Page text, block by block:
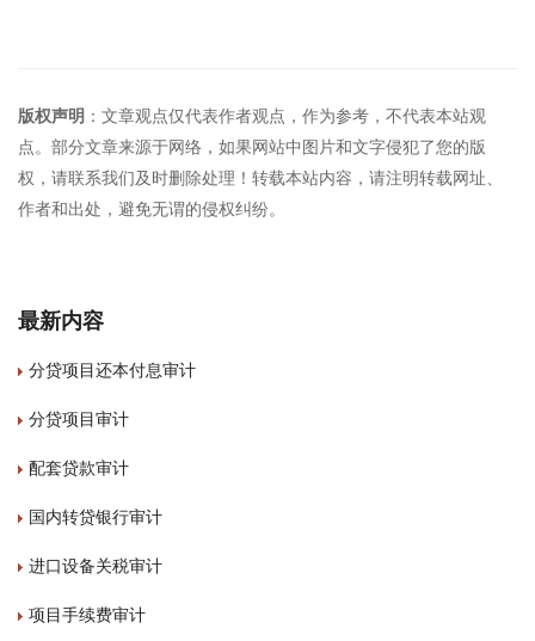
版权声明 ：文章观点仅代表作者观点，作为参考，不代表本站观
点。部分文章来源于网络，如果网站中图片和文字侵犯了您的版
权，请联系我们及时删除处理！转载本站内容，请注明转载网址、
作者和出处，避免无谓的侵权纠纷。
最新内容
分贷项目还本付息审计
分贷项目审计
配套贷款审计
国内转贷银行审计
进口设备关税审计
项目手续费审计